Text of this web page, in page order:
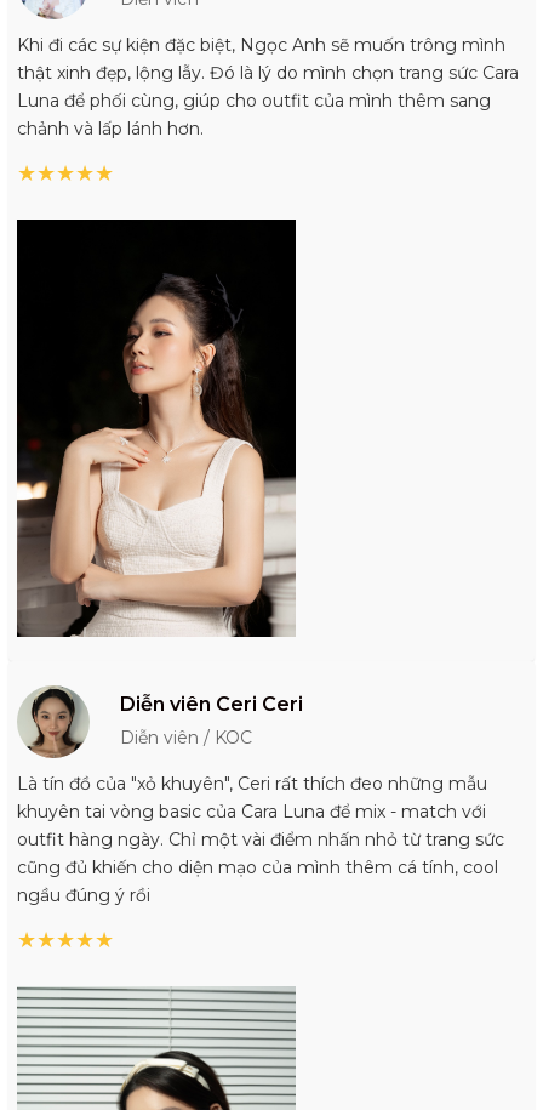
Khi đi các sự kiện đặc biệt, Ngọc Anh sẽ muốn trông mình
thật xinh đẹp, lộng lẫy. Đó là lý do mình chọn trang sức Cara
Luna để phối cùng, giúp cho outfit của mình thêm sang
chảnh và lấp lánh hơn.
★★★★★
Diễn viên Ceri Ceri
Diễn viên / KOC
Là tín đồ của "xỏ khuyên", Ceri rất thích đeo những mẫu
khuyên tai vòng basic của Cara Luna để mix - match với
outfit hàng ngày. Chỉ một vài điểm nhấn nhỏ từ trang sức
cũng đủ khiến cho diện mạo của mình thêm cá tính, cool
ngầu đúng ý rồi
★★★★★